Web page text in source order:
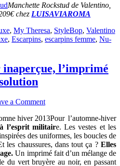
Manchette Rockstud de Valentino,
chez LUISAVIAROMA
, My Theresa, StyleBop, Valentino
, Escarpins, escarpins femme, Nu-
inaperçue, l’imprimé
a Comment
Pour l’automne-hiver
l’esprit militaire. Les vestes et les
des uniformes, les boucles de
les chaussures, dans tout ça ? Elles
Un imprimé fait d’un mélange de
du vert bruyère au noir, en passant